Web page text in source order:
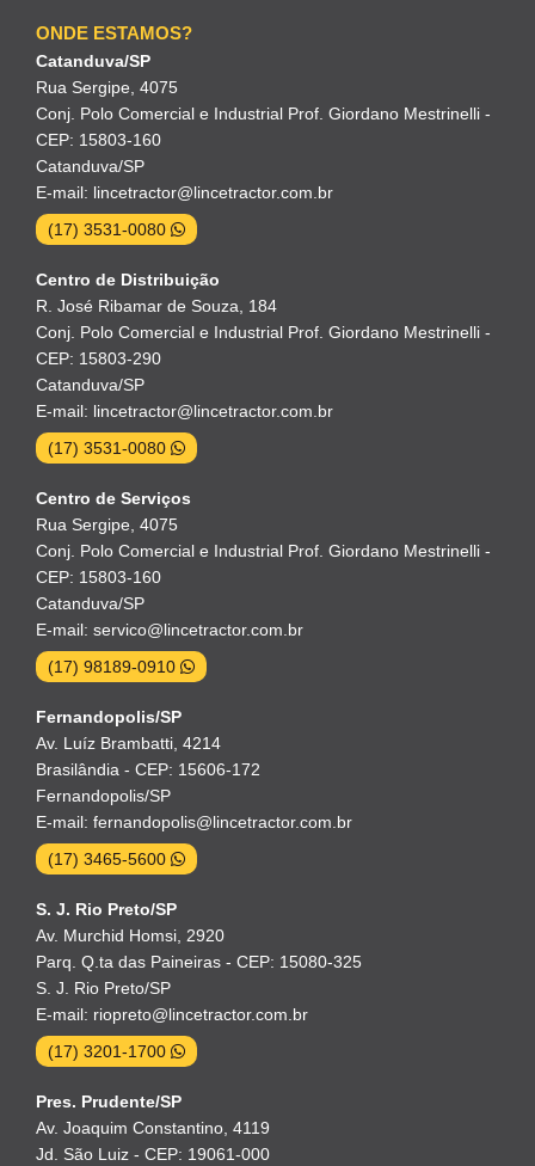
ONDE ESTAMOS?
Catanduva/SP
Rua Sergipe, 4075
Conj. Polo Comercial e Industrial Prof. Giordano Mestrinelli -
CEP: 15803-160
Catanduva/SP
E-mail: lincetractor@lincetractor.com.br
(17) 3531-0080
Centro de Distribuição
R. José Ribamar de Souza, 184
Conj. Polo Comercial e Industrial Prof. Giordano Mestrinelli -
CEP: 15803-290
Catanduva/SP
E-mail: lincetractor@lincetractor.com.br
(17) 3531-0080
Centro de Serviços
Rua Sergipe, 4075
Conj. Polo Comercial e Industrial Prof. Giordano Mestrinelli -
CEP: 15803-160
Catanduva/SP
E-mail: servico@lincetractor.com.br
(17) 98189-0910
Fernandopolis/SP
Av. Luíz Brambatti, 4214
Brasilândia - CEP: 15606-172
Fernandopolis/SP
E-mail: fernandopolis@lincetractor.com.br
(17) 3465-5600
S. J. Rio Preto/SP
Av. Murchid Homsi, 2920
Parq. Q.ta das Paineiras - CEP: 15080-325
S. J. Rio Preto/SP
E-mail: riopreto@lincetractor.com.br
(17) 3201-1700
Pres. Prudente/SP
Av. Joaquim Constantino, 4119
Jd. São Luiz - CEP: 19061-000